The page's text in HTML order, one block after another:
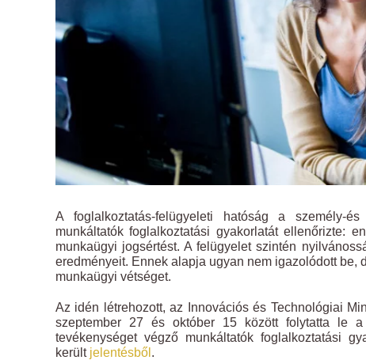
A foglalkoztatás-felügyeleti hatóság a személy-
munkáltatók foglalkoztatási gyakorlatát ellenőrizte:
munkaügyi jogsértést. A felügyelet szintén
eredményeit. Ennek alapja ugyan nem igazolódott
munkaügyi vétséget.
Az idén létrehozott, az Innovációs és Technológiai
szeptember 27 és október 15 között folytatta le a
tevékenységet végző munkáltatók foglalkoztatási
kerültjelentésből .